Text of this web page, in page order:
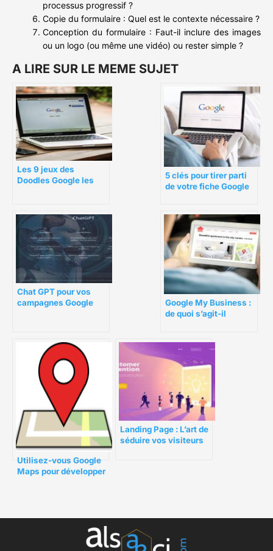
processus progressif ?
Copie du formulaire : Quel est le contexte nécessaire ?
Conception du formulaire : Faut-il inclure des images
ou un logo (ou même une vidéo) ou rester simple ?
A LIRE SUR LE MEME SUJET
Les 9 jeux des
Doodles Google les
Doodle préféré et
amusez-vous !
5 clés pour tirer parti
de votre fiche Google
Chat GPT pour vos
campagnes Google
Google My Business :
de quoi s’agit-il
Utilisez-vous Google
Maps pour développer
Landing Page : L’art de
séduire vos visiteurs